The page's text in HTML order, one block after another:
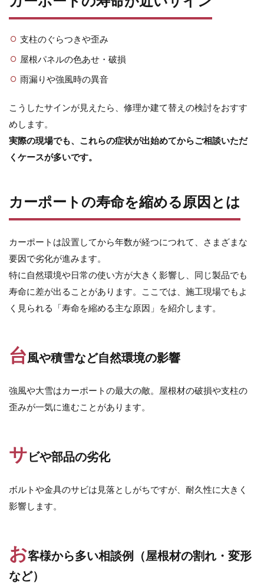
支柱のぐらつきや歪み
屋根パネルの色あせ・破損
雨漏りや強風時の異音
こうしたサインが見えたら、修理か建て替えの検討をおすす
めします。
実際の現場でも、これらの症状が出始めてからご相談いただ
くケースが多いです。
カーポートの寿命を縮める原因とは
カーポートは設置してから年数が経つにつれて、さまざまな
要因で劣化が進みます。
特に自然環境や日常の使い方が大きく影響し、同じ製品でも
寿命に差が出ることがあります。ここでは、施工現場でもよ
く見られる「寿命を縮める主な原因」を紹介します。
台風や積雪など自然環境の影響
強風や大雪はカーポートの最大の敵。屋根材の破損や支柱の
歪みが一気に進むことがあります。
サビや部品の劣化
ボルトや金具のサビは見落としがちですが、耐久性に大きく
影響します。
お客様から多い相談例（屋根材の割れ・変形
など）
タカショー エバースクリーン
タカショー ガラスサイン
タカショー シンプルシェード
タカショー セラウォール
タカショー セラトップストーンタイル
タカショー セラレバンテ
タカショー タンモクウッド
タカショー デザインパネルⅡ
タカショー フレームポーチ
タカショー マリンライト
タカショー モクプラボード
タカショー ロイヤルフェンス
トーシンコーポレーション unティーラ
トーシンコーポレーション 胴長横水栓スミレハンドル
パナソニック ユーロバッグ
ボンボビ
マックスノブロック ボン
ユーロ物置 バイシクルキューブ
ユニソン ヴィコ
ユニソン ヴィコ スタンド